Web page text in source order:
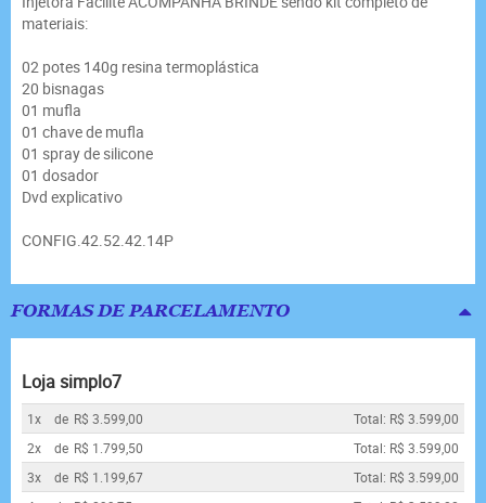
materiais:
02 potes 140g resina termoplástica
20 bisnagas
01 mufla
01 chave de mufla
01 spray de silicone
01 dosador
Dvd explicativo
CONFIG.42.52.42.14P
FORMAS DE PARCELAMENTO
Loja simplo7
1x de R$ 3.599,00
Total: R$ 3.599,00
2x
de R$ 1.799,50
Total: R$ 3.599,00
3x
de R$ 1.199,67
Total: R$ 3.599,00